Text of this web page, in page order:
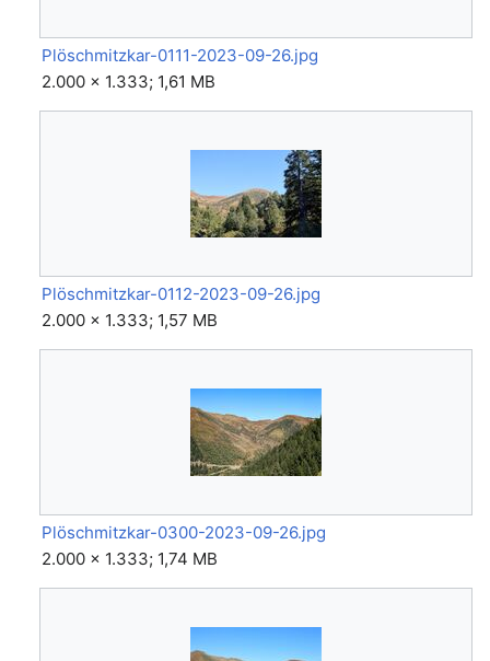
Plöschmitzkar-0111-2023-09-26.jpg
2.000 × 1.333; 1,61 MB
Plöschmitzkar-0112-2023-09-26.jpg
2.000 × 1.333; 1,57 MB
Plöschmitzkar-0300-2023-09-26.jpg
2.000 × 1.333; 1,74 MB